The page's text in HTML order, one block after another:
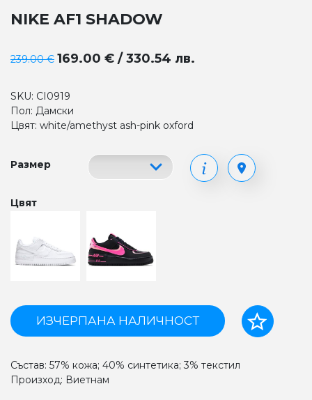
NIKE AF1 SHADOW
239.00 € 169.00 € / 330.54 лв.
SKU: CI0919
Пол: Дамски
Цвят: white/amethyst ash-pink oxford
Размер
Цвят
ИЗЧЕРПАНА НАЛИЧНОСТ
Състав: 57% кожа; 40% синтетика; 3% текстил
Произход: Виетнам